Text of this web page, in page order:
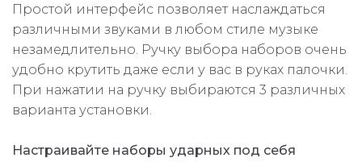
Простой интерфейс позволяет наслаждаться
различными звуками в любом стиле музыке
незамедлительно. Ручку выбора наборов очень
удобно крутить даже если у вас в руках палочки.
При нажатии на ручку выбираются 3 различных
варианта установки.
Настраивайте наборы ударных под себя